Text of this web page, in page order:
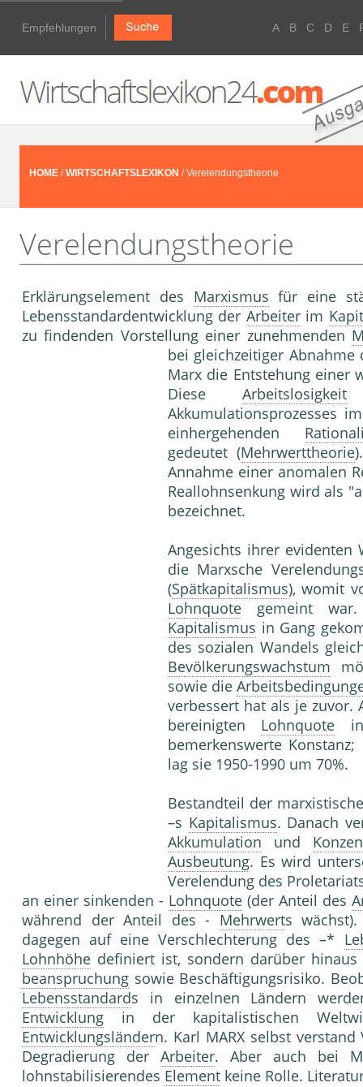
Empfehlungen A B C D E
HOME /WIRTSCHAFTSLEXIKON / Verelendungstheorie
Verelendungstheorie
Erklärungselement des Marxismus für eine
Lebensstandardentwicklung der Arbeiterim
zu findenden Vorstellung einer zunehmenden
bei gleichzeitiger
Marx die Entstehung einer
Diese Arbeitslosigkeit
Akkumulationsprozesses
einhergehenden
gedeutet (Mehrwerttheorie
Annahme einer anomalen
Reallohnsenkung wird als
bezeichnet.
Angesichts ihrer evidenten
die Marxsche
(Spätkapitalismus), womit
Lohnquote gemeint
Kapitalismus in Gang
des sozialen Wandels
Bevölkerungswachstum
sowie die
verbessert hat als je
bereinigten Lohnquote in
bemerkenswerte
lag sie 1950-1990 um 70%.
Bestandteil der
–s Kapitalismus. Danach
Akkumulation und
Ausbeutung. Es wird
Verelendung des
an einer sinkenden - Lohnquote (der Anteil des
während der Anteil des - Mehrwerts
dagegen auf eine Verschlechterung des –*
Lohnhöhe definiert ist, sondern darüber
beanspruchung sowie Beschäftigungsrisiko.
Lebensstandards in einzelnen Ländern
Entwicklung in der kapitalistischen
Entwicklungsländern. Karl MARX selbst
Degradierung der Arbeiter. Aber auch bei
lohnstabilisierendes Element keine Rolle.